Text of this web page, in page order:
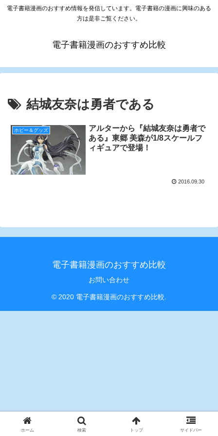
電子書籍漫画のおすすめ情報を発信しています。電子書籍の漫画に興味のある
方は是非ご覧ください。
電子書籍漫画のおすすめ比較
結城友奈は勇者である
ホビー＆グッズ
アルターから『結城友奈は勇者で
ある』東郷 美森が1/8スケールフ
ィギュアで登場！
2016.09.30
電子書籍漫画のおすすめ比較
お問い合わせ
© 2020 電子書籍漫画のおすすめ比較.
ホーム 検索 トップ サイドバー